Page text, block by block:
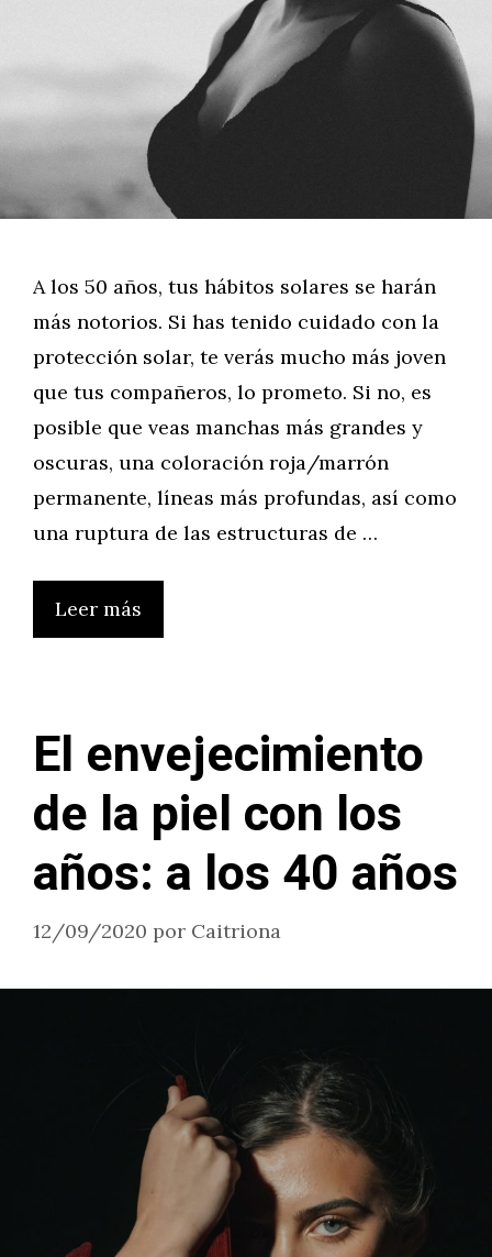
A los 50 años, tus hábitos solares se harán
más notorios. Si has tenido cuidado con la
protección solar, te verás mucho más joven
que tus compañeros, lo prometo. Si no, es
posible que veas manchas más grandes y
oscuras, una coloración roja/marrón
permanente, líneas más profundas, así como
una ruptura de las estructuras de …
Leer más
El envejecimiento
de la piel con los
años: a los 40 años
12/09/2020 por Caitriona